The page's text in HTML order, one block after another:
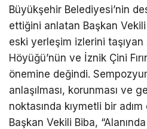
Büyükşehir Belediyesi’nin
ettiğini anlatan Başkan
eski yerleşim izlerini taşıyan
Höyüğü’nün ve İznik Çini
önemine değindi.
anlaşılması, korunması ve
noktasında kıymetli bir
Başkan Vekili Biba,